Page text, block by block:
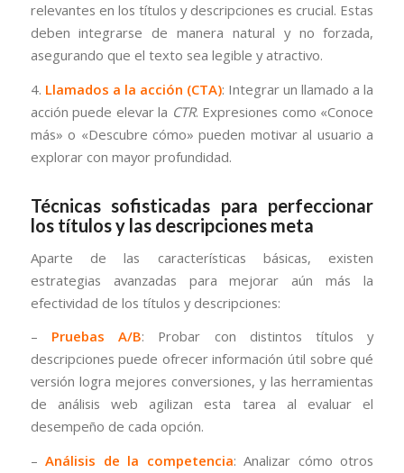
relevantes en los títulos y descripciones es crucial. Estas
deben integrarse de manera natural y no forzada,
asegurando que el texto sea legible y atractivo.
4. Llamados a la acción (CTA): Integrar un llamado a la
acción puede elevar la CTR. Expresiones como «Conoce
más» o «Descubre cómo» pueden motivar al usuario a
explorar con mayor profundidad.
Técnicas sofisticadas para perfeccionar
los títulos y las descripciones meta
Aparte de las características básicas, existen
estrategias avanzadas para mejorar aún más la
efectividad de los títulos y descripciones:
– Pruebas A/B: Probar con distintos títulos y
descripciones puede ofrecer información útil sobre qué
versión logra mejores conversiones, y las herramientas
de análisis web agilizan esta tarea al evaluar el
desempeño de cada opción.
–Análisis de la competencia: Analizar cómo otros